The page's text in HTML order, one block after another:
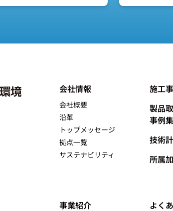
会社情報
会社概要
沿革
トップメッセージ
拠点一覧
サステナビリティ
施工
製品
事例集
技術
所属
事業紹介 よく